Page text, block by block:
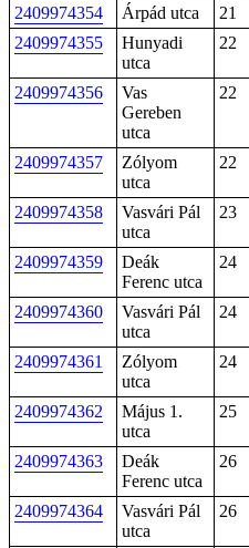
2409974354
Árpád utca 21
2409974355
Hunyadi
utca
22
2409974356
Vas
Gereben
utca
22
2409974357
Zólyom
utca
22
2409974358
Vasvári Pál
utca
23
2409974359
Deák
Ferenc utca
24
2409974360
Vasvári Pál
utca
24
2409974361
Zólyom
utca
24
2409974362
Május 1.
utca
25
2409974363
Deák
Ferenc utca
26
2409974364
Vasvári Pál
utca
26